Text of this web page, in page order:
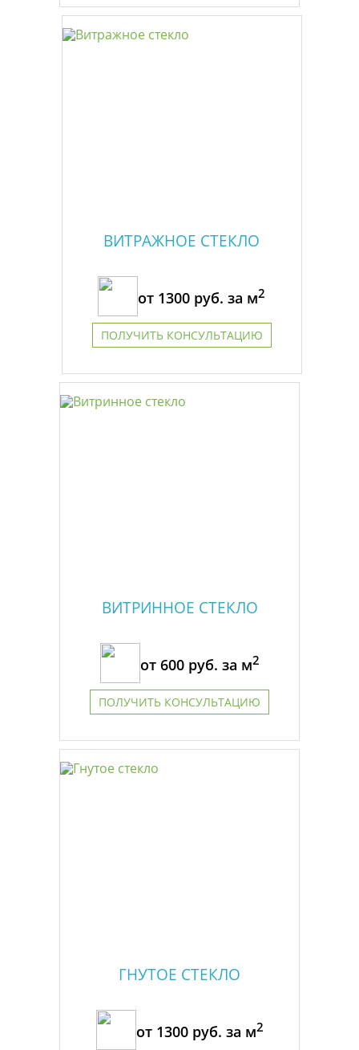
ВИТРАЖНОЕ СТЕКЛО
от 1300 руб. за м2
ПОЛУЧИТЬ КОНСУЛЬТАЦИЮ
ВИТРИННОЕ СТЕКЛО
от 600руб. за м2
ПОЛУЧИТЬ КОНСУЛЬТАЦИЮ
ГНУТОЕ СТЕКЛО
от 1300руб. за м2